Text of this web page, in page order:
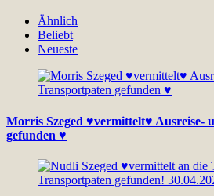
Ähnlich
Beliebt
Neueste
Morris Szeged ♥vermittelt♥ Ausreise-
gefunden ♥